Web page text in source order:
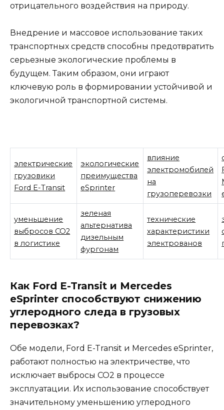
отрицательного воздействия на природу.
Внедрение и массовое использование таких
транспортных средств способны предотвратить
серьезные экологические проблемы в
будущем. Таким образом, они играют
ключевую роль в формировании устойчивой и
экологичной транспортной системы.
электрические
грузовики
Ford E-Transit
экологические
преимущества
eSprinter
влияние
электромобилей
на
грузоперевозки
уменьшение
выбросов CO2
в логистике
зеленая
альтернатива
дизельным
фургонам
технические
характеристики
электрованов
Как Ford E-Transit и Mercedes
eSprinter способствуют снижению
углеродного следа в грузовых
перевозках?
Обе модели, Ford E-Transit и Mercedes eSprinter,
работают полностью на электричестве, что
исключает выбросы CO2 в процессе
эксплуатации. Их использование способствует
значительному уменьшению углеродного